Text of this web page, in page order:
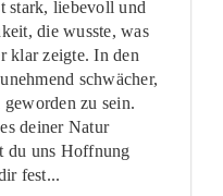
stark, liebevoll und
die wusste, was
klar zeigte. In den
schwächer,
zu sein.
deiner Natur
du uns Hoffnung
fest...